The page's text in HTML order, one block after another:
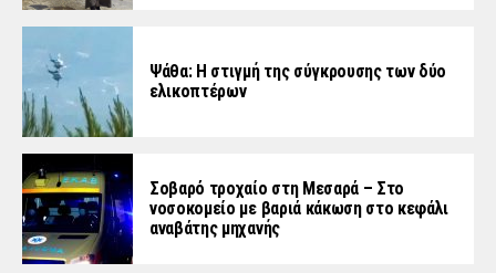
Ψάθα: Η στιγμή της σύγκρουσης των δύο
ελικοπτέρων
Σοβαρό τροχαίο στη Μεσαρά – Στο
νοσοκομείο με βαριά κάκωση στο κεφάλι
αναβάτης μηχανής